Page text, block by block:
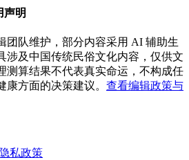
声明
团队维护，部分内容采用 AI 辅助生
涉及中国传统民俗文化内容，仅供文
测算结果不代表真实命运，不构成任
方面的决策建议。 查看编辑政策与
私政策